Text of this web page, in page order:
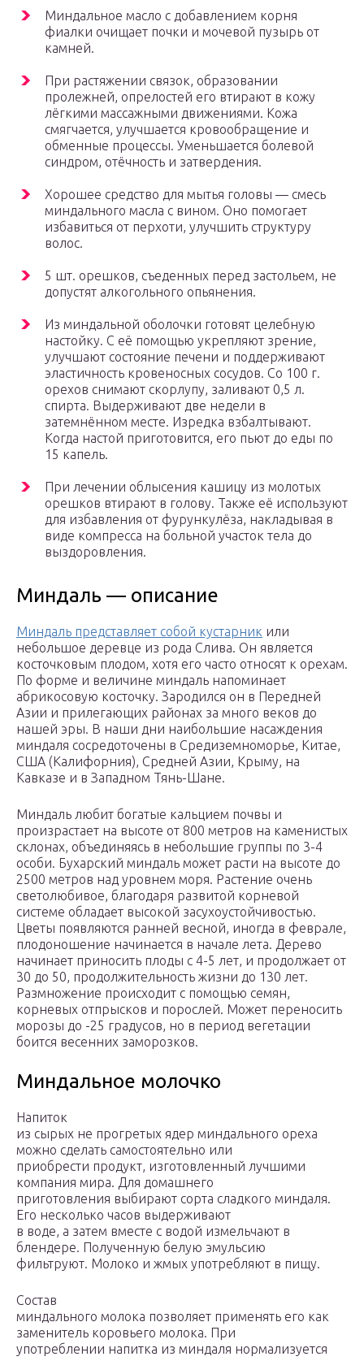
Миндальное масло с добавлением корня
фиалки очищает почки и мочевой пузырь от
камней.
При растяжении связок, образовании
пролежней, опрелостей его втирают в кожу
лёгкими массажными движениями. Кожа
смягчается, улучшается кровообращение и
обменные процессы. Уменьшается болевой
синдром, отёчность и затвердения.
Хорошее средство для мытья головы — смесь
миндального масла с вином. Оно помогает
избавиться от перхоти, улучшить структуру
волос.
5 шт. орешков, съеденных перед застольем, не
допустят алкогольного опьянения.
Из миндальной оболочки готовят целебную
настойку. С её помощью укрепляют зрение,
улучшают состояние печени и поддерживают
эластичность кровеносных сосудов. Со 100 г.
орехов снимают скорлупу, заливают 0,5 л.
спирта. Выдерживают две недели в
затемнённом месте. Изредка взбалтывают.
Когда настой приготовится, его пьют до еды по
15 капель.
При лечении облысения кашицу из молотых
орешков втирают в голову. Также её используют
для избавления от фурункулёза, накладывая в
виде компресса на больной участок тела до
выздоровления.
Миндаль — описание
Миндаль представляет собой кустарник или
небольшое деревце из рода Слива. Он является
косточковым плодом, хотя его часто относят к орехам.
По форме и величине миндаль напоминает
абрикосовую косточку. Зародился он в Передней
Азии и прилегающих районах за много веков до
нашей эры. В наши дни наибольшие насаждения
миндаля сосредоточены в Средиземноморье, Китае,
США (Калифорния), Средней Азии, Крыму, на
Кавказе и в Западном Тянь-Шане.
Миндаль любит богатые кальцием почвы и
произрастает на высоте от 800 метров на каменистых
склонах, объединяясь в небольшие группы по 3-4
особи. Бухарский миндаль может расти на высоте до
2500 метров над уровнем моря. Растение очень
светолюбивое, благодаря развитой корневой
системе обладает высокой засухоустойчивостью.
Цветы появляются ранней весной, иногда в феврале,
плодоношение начинается в начале лета. Дерево
начинает приносить плоды с 4-5 лет, и продолжает от
30 до 50, продолжительность жизни до 130 лет.
Размножение происходит с помощью семян,
корневых отпрысков и порослей. Может переносить
морозы до -25 градусов, но в период вегетации
боится весенних заморозков.
Миндальное молочко
Напиток
из сырых не прогретых ядер миндального ореха
можно сделать самостоятельно или
приобрести продукт, изготовленный лучшими
компания мира. Для домашнего
приготовления выбирают сорта сладкого миндаля.
Его несколько часов выдерживают
в воде, а затем вместе с водой измельчают в
блендере. Полученную белую эмульсию
фильтруют. Молоко и жмых употребляют в пищу.
Состав
миндального молока позволяет применять его как
заменитель коровьего молока. При
употреблении напитка из миндаля нормализуется